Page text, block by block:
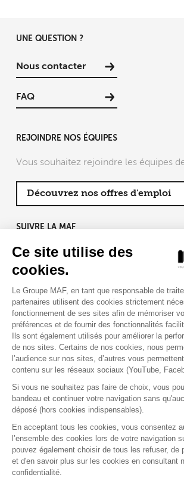
Ce site utilise des
cookies.
Le Groupe MAF, en tant que responsable de
partenaires utilisent des cookies strictement
fonctionnement de ses sites afin de mémoriser
préférences et de fournir des fonctionnalités
Ils sont également utilisés pour améliorer la
de nos sites. Certains de nos cookies, nous
l’audience sur nos sites, d’autres vous
contenu sur les réseaux sociaux (YouTube,
Si vous ne souhaitez pas faire de choix, vous
bandeau et continuer votre navigation sans
déposé (hors cookies indispensables).
En acceptant tous les cookies, vous consentez
l’ensemble des cookies lors de votre navigation
pouvez également choisir de tous les refuser, de
et d'en savoir plus sur les cookies en consultant
confidentialité.
UNE QUESTION ?
Nous contacter
FAQ
REJOINDRE NOS ÉQUIPES
Vous souhaitez rejoindre les équipes
Découvrez nos offres d'emploi
SUIVRE LA MAF
RETROUVEZ-NOUS SUR :
Contact Presse Assistance
Mentions légales
Gestion
Politique de
Conditions générales